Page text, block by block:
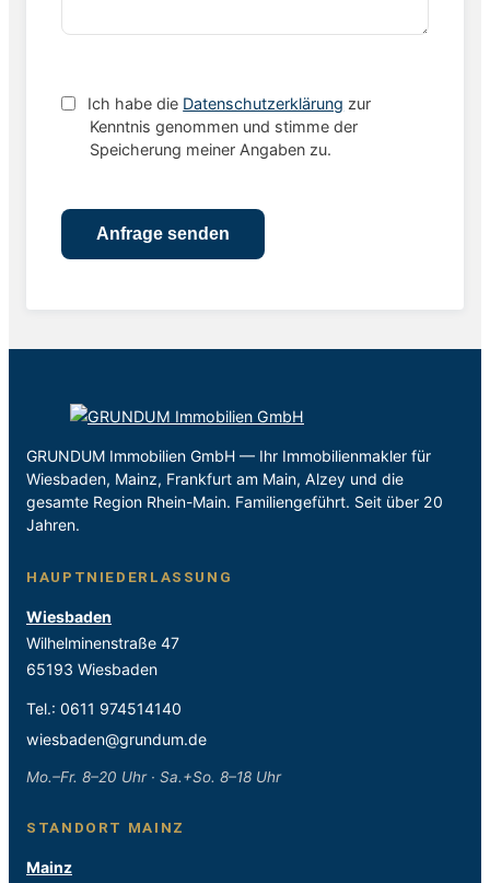
Ich habe die Datenschutzerklärung zur
Kenntnis genommen und stimme der
Speicherung meiner Angaben zu.
GRUNDUM Immobilien GmbH — Ihr Immobilienmakler für
Wiesbaden, Mainz, Frankfurt am Main, Alzey und die
gesamte Region Rhein-Main. Familiengeführt. Seit über 20
Jahren.
HAUPTNIEDERLASSUNG
Wiesbaden
Wilhelminenstraße 47
65193 Wiesbaden
Tel.: 0611 974514140
wiesbaden@grundum.de
Mo.–Fr. 8–20 Uhr · Sa.+So. 8–18 Uhr
STANDORT MAINZ
Mainz